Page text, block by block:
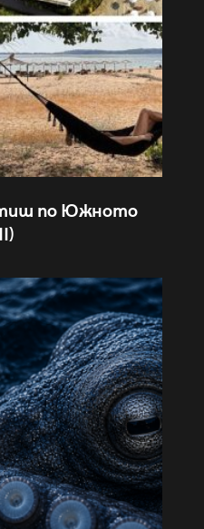
по Южното